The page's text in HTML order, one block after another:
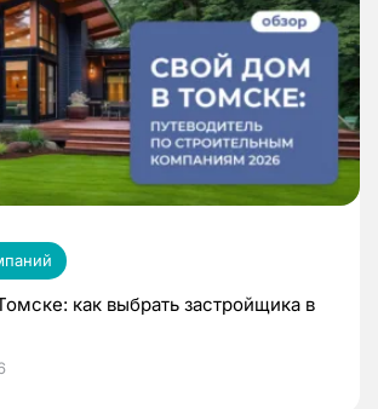
как выбрать застройщика в